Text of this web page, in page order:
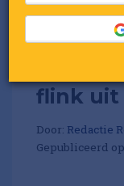
flink uit
Door: Redactie
Gepubliceerd